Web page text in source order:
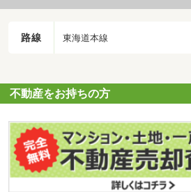
路線 東海道本線
不動産をお持ちの方